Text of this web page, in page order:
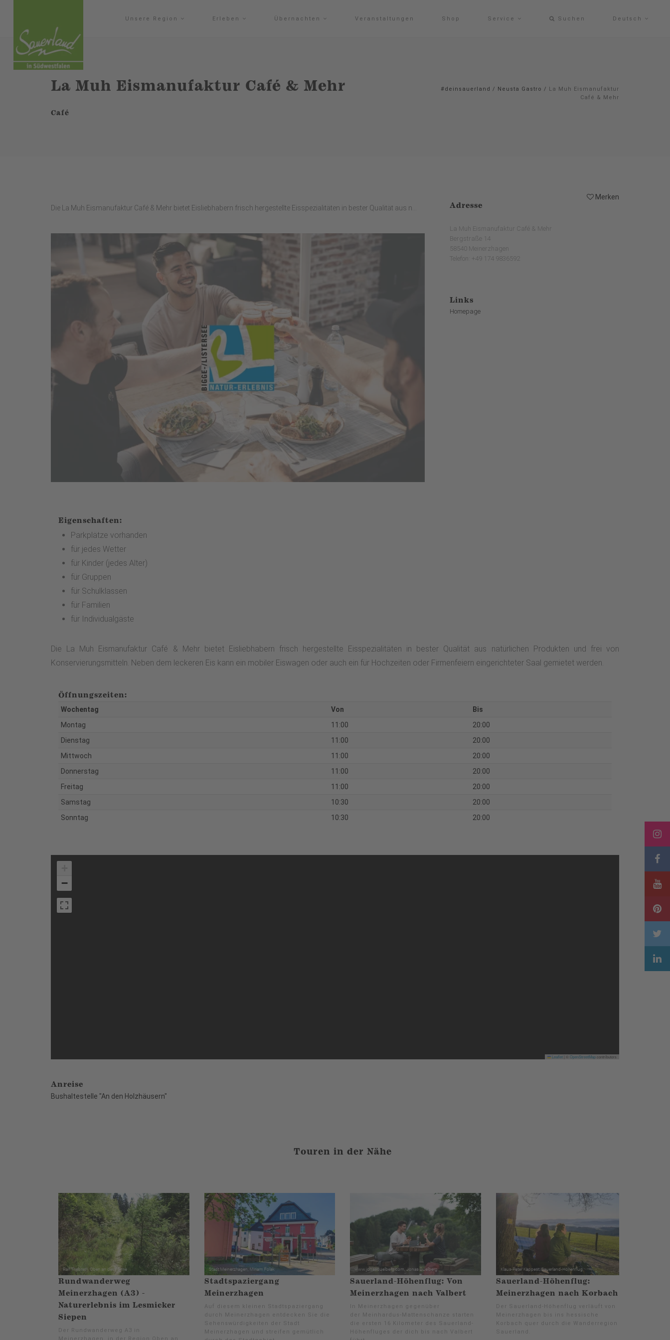
Unsere Region Erleben Übernachten Veranstaltungen Shop Service Suchen Deutsch
La Muh Eismanufaktur Café & Mehr
Café
#deinsauerland / Neusta Gastro / La Muh Eismanufaktur
Café & Mehr
Merken
Die La Muh Eismanufaktur Café & Mehr bietet Eisliebhabern frisch hergestellte Eisspezialitäten in bester Qualität aus n...
Adresse
La Muh Eismanufaktur Café & Mehr
Bergstraße 14
58540 Meinerzhagen
Telefon: +49 174 9836592
Links
Homepage
Eigenschaften:
Parkplätze vorhanden
für jedes Wetter
für Kinder (jedes Alter)
für Gruppen
für Schulklassen
für Familien
für Individualgäste
Die La Muh Eismanufaktur Café & Mehr bietet Eisliebhabern frisch hergestellte Eisspezialitäten in bester Qualität aus natürlichen Produkten und frei von
Konservierungsmitteln. Neben dem leckeren Eis kann ein mobiler Eiswagen oder auch ein für Hochzeiten oder Firmenfeiern eingerichteter Saal gemietet werden.
Öffnungszeiten:
Wochentag Von
Bis
Montag
11:00
20:00
Dienstag
11:00
20:00
Mittwoch
11:00
20:00
Donnerstag
11:00
20:00
Freitag
11:00
20:00
Samstag
10:30
20:00
Sonntag
10:30 20:00
−
Leaflet OpenStreetMapcontributors
Anreise
Bushaltestelle "An den Holzhäusern"
Touren in der Nähe
Rundwanderweg
Meinerzhagen (A3) -
Naturerlebnis im Lesmicker
Siepen
Der Rundwanderweg A3 in
Meinerzhagen, in der Region Oben an
Stadtspaziergang
Meinerzhagen
Auf diesem kleinen Stadtspaziergang
durch Meinerzhagen entdecken Sie die
Sehenswürdigkeiten der Stadt
Meinerzhagen und streifen gemütlich
Sauerland-Höhenflug: Von
Meinerzhagen nach Valbert
In Meinerzhagen gegenüber
der Meinhardus-Mattenschanze starten
die ersten 16 Kilometer des Sauerland-
Höhenfluges der dich bis nach Valbert
Sauerland-Höhenflug:
Meinerzhagen nach Korbach
Der Sauerland-Höhenflug verläuft von
Meinerzhagen bis ins hessische
Korbach quer durch die Wanderregion
Sauerland.